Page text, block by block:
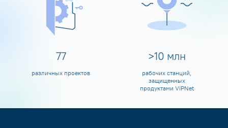
80
различных проектов
>10 млн
рабочих станций,
защищенных
продуктами ViPNet